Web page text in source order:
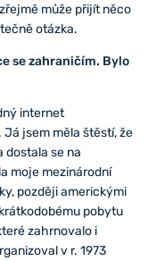
může přijít něco
otázka.
se zahraničím. Bylo
internet
jsem měla štěstí, že
dostala se na
moje mezinárodní
později americkými
pobytu
zahrnovalo i
v r. 1973